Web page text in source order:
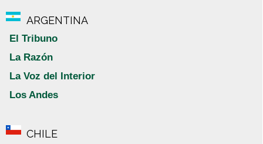
ARGENTINA
El Tribuno
La Razón
La Voz del Interior
Los Andes
CHILE